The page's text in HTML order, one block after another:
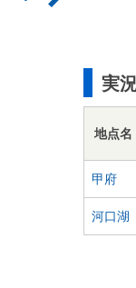
実
地点名
甲府
河口湖